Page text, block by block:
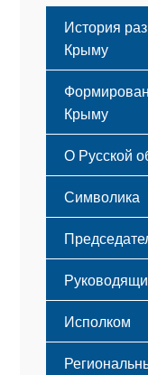
История
Крыму
Крыму
Русский
О Русской
Этапы
Принципы
Структура
Символика
Флаг
Герб
Гимн
Исполком